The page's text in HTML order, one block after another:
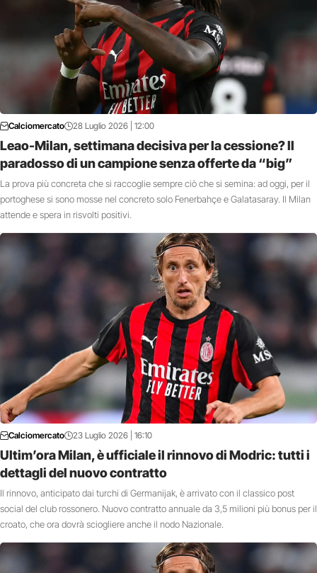
Calciomercato 28 Luglio 2026 | 12:00
Leao-Milan, settimana decisiva per la cessione? Il
paradosso di un campione senza offerte da “big”
La prova più concreta che si raccoglie sempre ciò che si semina: ad oggi, per il
portoghese si sono mosse nel concreto solo Fenerbahçe e Galatasaray. Il Milan
attende e spera in risvolti positivi.
Calciomercato 23 Luglio 2026 | 16:10
Ultim’ora Milan, è ufficiale il rinnovo di Modric: tutti i
dettagli del nuovo contratto
Il rinnovo, anticipato dai turchi di Germanijak, è arrivato con il classico post
social del club rossonero. Nuovo contratto annuale da 3,5 milioni più bonus per il
croato, che ora dovrà sciogliere anche il nodo Nazionale.